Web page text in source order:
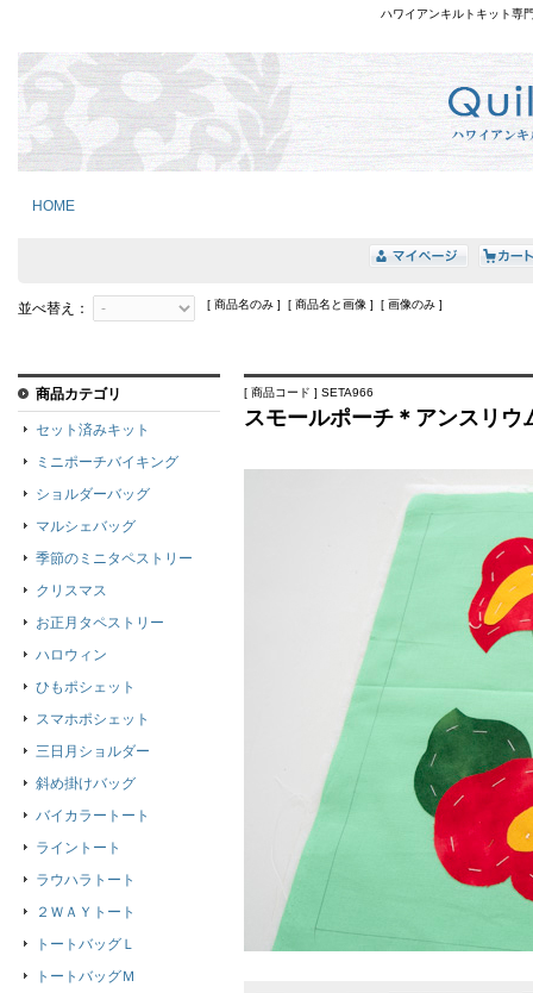
ハワイアンキルトキット専
HOME
並べ替え： [ 商品名のみ ] [ 商品名と画像 ] [ 画像のみ ]
[ 商品コード ] SETA966
スモールポーチ＊アンスリウ
商品カテゴリ
セット済みキット
ミニポーチバイキング
ショルダーバッグ
マルシェバッグ
季節のミニタペストリー
クリスマス
お正月タペストリー
ハロウィン
ひもポシェット
スマホポシェット
三日月ショルダー
斜め掛けバッグ
バイカラートート
ライントート
ラウハラトート
２ＷＡＹトート
トートバッグＬ
トートバッグＭ